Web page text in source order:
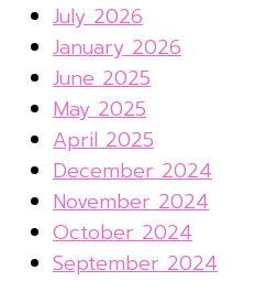
July 2026
January 2026
June 2025
May 2025
April 2025
December 2024
November 2024
October 2024
September 2024